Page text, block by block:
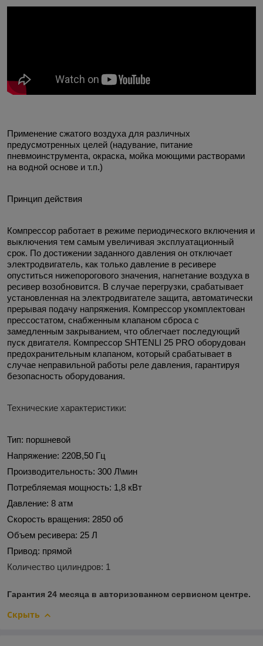
Применение сжатого воздуха для различных
предусмотренных целей (надувание, питание
пневмоинструмента, окраска, мойка моющими растворами
на водной основе и т.п.)
Принцип действия
Компрессор работает в режиме периодического включения и
выключения тем самым увеличивая эксплуатационный
срок. По достижении заданного давления он отключает
электродвигатель, как только давление в ресивере
опуститься нижепорогового значения, нагнетание воздуха в
ресивер возобновится. В случае перегрузки, срабатывает
установленная на электродвигателе защита, автоматически
прерывая подачу напряжения. Компрессор укомплектован
прессостатом, снабженным клапаном сброса с
замедленным закрыванием, что облегчает последующий
пуск двигателя. Компрессор SHTENLI 25 PRO оборудован
предохранительным клапаном, который срабатывает в
случае неправильной работы реле давления, гарантируя
безопасность оборудования.
Технические характеристики:
Тип: поршневой
Напряжение: 220В,50 Гц
Производительность: 300 Л\мин
Потребляемая мощность: 1,8 кВт
Давление: 8 атм
Скорость вращения: 2850 об
Объем ресивера: 25 Л
Привод: прямой
Количество цилиндров: 1
Гарантия 24 месяца в авторизованном сервисном центре.
Скрыть